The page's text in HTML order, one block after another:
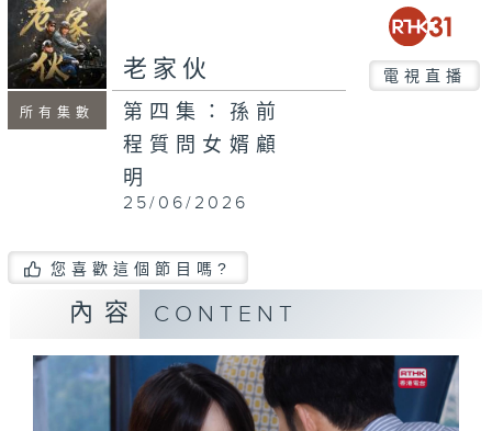
所有集數
老家伙 電視直播
第四集：孫前
程質問女婿顧
明
25/06/2026
您喜歡這個節目嗎?
內容 CONTENT